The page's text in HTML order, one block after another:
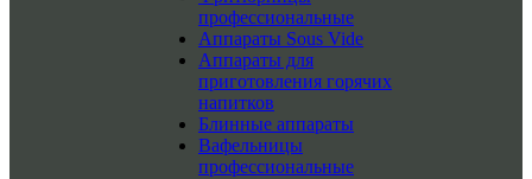
профессиональные
Аппараты Sous Vide
Аппараты для
приготовления горячих
напитков
Блинные аппараты
Вафельницы
профессиональные